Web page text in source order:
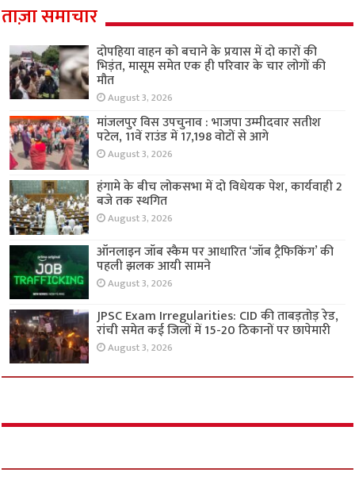
ताज़ा समाचार
दोपहिया वाहन को बचाने के प्रयास में दो कारों की
भिड़ंत, मासूम समेत एक ही परिवार के चार लोगों की
मौत
August 3, 2026
मांजलपुर विस उपचुनाव : भाजपा उम्मीदवार सतीश
पटेल, 11वें राउंड में 17,198 वोटों से आगे
August 3, 2026
हंगामे के बीच लोकसभा में दो विधेयक पेश, कार्यवाही 2
बजे तक स्थगित
August 3, 2026
ऑनलाइन जॉब स्कैम पर आधारित ‘जॉब ट्रैफिकिंग’ की
पहली झलक आयी सामने
August 3, 2026
JPSC Exam Irregularities: CID की ताबड़तोड़ रेड,
रांची समेत कई जिलों में 15-20 ठिकानों पर छापेमारी
August 3, 2026